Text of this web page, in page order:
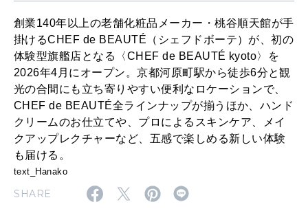
CULTURE
自分を耕す
WORK&MONEY
いい人生って？
2026年9月号「北海道 おいしく遊ぶ、夏のご褒美旅。」
も
。
〈
C
H
E
F
d
創業140年以上の老舗化粧品メーカー・桃谷順天館が手
掛けるCHEF de BEAUTÉ（シェフドボーテ）が、初の
体験型旗艦店となる〈CHEF de BEAUTÉ kyoto〉を
2026年4月にオープン。京都河原町駅から徒歩6分と観
光の合間にも立ち寄りやすい便利なロケーションで、
CHEF de BEAUTÉ全ラインナップが揃うほか、ハンド
クリームのお仕立てや、プロによるスキンケア、メイ
クアップレクチャーなど、五感で楽しめる新しい体験
も届ける。
text_Hanako
SHARE